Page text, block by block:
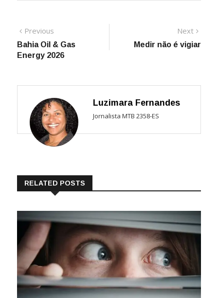
Navegação
de
Previous
post:
Bahia Oil & Gas
Energy 2026
Next
Medir não é vigiar
Luzimara Fernandes
Jornalista MTB 2358-ES
RELATED POSTS